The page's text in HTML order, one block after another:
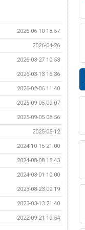
2026-06-10 18:57
2026-04-26
2026-03-27 10:53
2026-03-13 16:36
2026-02-06 11:40
2025-09-05 09:07
2025-09-05 08:56
2025-05-12
2024-10-15 21:00
2024-08-08 15:43
2024-03-01 10:00
2023-08-23 09:19
2023-03-13 21:40
2022-09-21 19:54